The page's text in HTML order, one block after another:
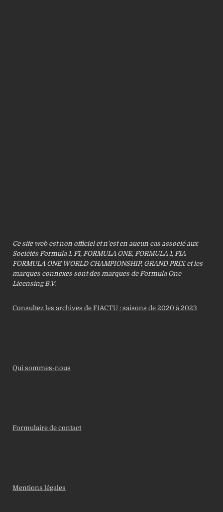
Ce site web est non officiel et n’est en aucun cas associé aux
Sociétés Formula 1. F1, FORMULA ONE, FORMULA 1, FIA
FORMULA ONE WORLD CHAMPIONSHIP, GRAND PRIX et les
marques connexes sont des marques de Formula One
Licensing B.V.
Consultez les archives de F1ACTU : saisons de 2020 à 2023
Qui sommes-nous
Formulaire de contact
Mentions légales